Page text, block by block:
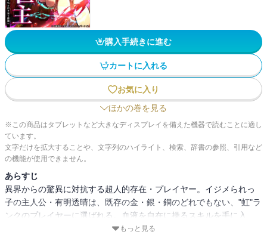
購入手続きに進む
カートに入れる
お気に入り
ほかの巻を見る
※この商品はタブレットなど大きなディスプレイを備えた機器で読むことに適し
ています。
文字だけを拡大することや、文字列のハイライト、検索、辞書の参照、引用など
の機能が使用できません。
あらすじ
異界からの驚異に対抗する超人的存在・プレイヤー。イジメられっ
子の主人公・有明透晴は、既存の金・銀・銅のどれでもない、"虹"ラ
ンクのプレイヤーに選ばれる。血液を自在に操るスキルを手に入
れ、生活も立場も一変。戦い続ける日々の中、徐々に世界を救う存
もっと見る